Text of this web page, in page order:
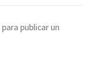
para publicar un